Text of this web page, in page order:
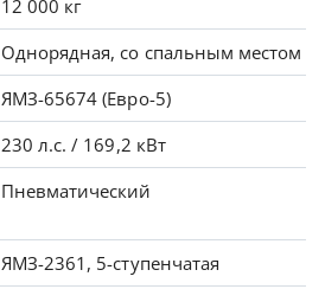
12 000 кг
Однорядная, со спальным местом
ЯМЗ-65674 (Евро-5)
230 л.с. / 169,2 кВт
Пневматический
ЯМЗ-2361, 5-ступенчатая